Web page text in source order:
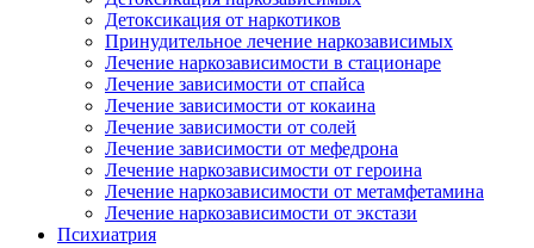
Детоксикация от наркотиков
Принудительное лечение наркозависимых
Лечение наркозависимости в стационаре
Лечение зависимости от спайса
Лечение зависимости от кокаина
Лечение зависимости от солей
Лечение зависимости от мефедрона
Лечение наркозависимости от героина
Лечение наркозависимости от метамфетамина
Лечение наркозависимости от экстази
Психиатрия